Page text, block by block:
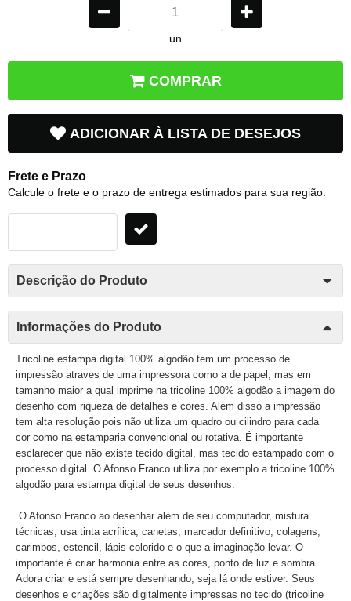
un
COMPRAR
ADICIONAR À LISTA DE DESEJOS
Frete e Prazo
Calcule o frete e o prazo de entrega estimados para sua região:
Descrição do Produto
Informações do Produto
Tricoline estampa digital 100% algodão tem um processo de
impressão atraves de uma impressora como a de papel, mas em
tamanho maior a qual imprime na tricoline 100% algodão a imagem do
desenho com riqueza de detalhes e cores. Além disso a impressão
tem alta resolução pois não utiliza um quadro ou cilindro para cada
cor como na estamparia convencional ou rotativa. É importante
esclarecer que não existe tecido digital, mas tecido estampado com o
processo digital. O Afonso Franco utiliza por exemplo a tricoline 100%
algodão para estampa digital de seus desenhos.
O Afonso Franco ao desenhar além de seu computador, mistura
técnicas, usa tinta acrílica, canetas, marcador definitivo, colagens,
carimbos, estencil, lápis colorido e o que a imaginação levar. O
importante é criar harmonia entre as cores, ponto de luz e sombra.
Adora criar e está sempre desenhando, seja lá onde estiver. Seus
desenhos e criações são digitalmente impressas no tecido (tricoline